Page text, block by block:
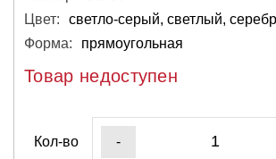
Цвет:
светло-серый, светлый,
Форма:
прямоугольная
Товар недоступен
Кол-во -